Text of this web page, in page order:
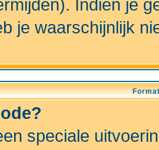
Indien je
je waarschijnlijk
speciale